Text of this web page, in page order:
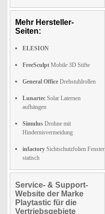
Mehr Hersteller-
Seiten:
ELESION
FreeSculpt Mobile 3D Stifte
General Office Drehstuhlrollen
Lunartec Solar Laternen
aufhängen
Simulus Drohne mit
Hindernisvermeidung
infactory Sichtschutzfolien Fenster
statisch
Service- & Support-
Website der Marke
Playtastic für die
Vertriebsgebiete